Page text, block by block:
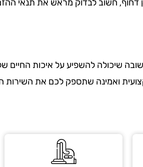
דחוף, חשוב לבדוק מראש את תנאי
שיכולה להשפיע על איכות החיים
ואמינה שתספק לכם את